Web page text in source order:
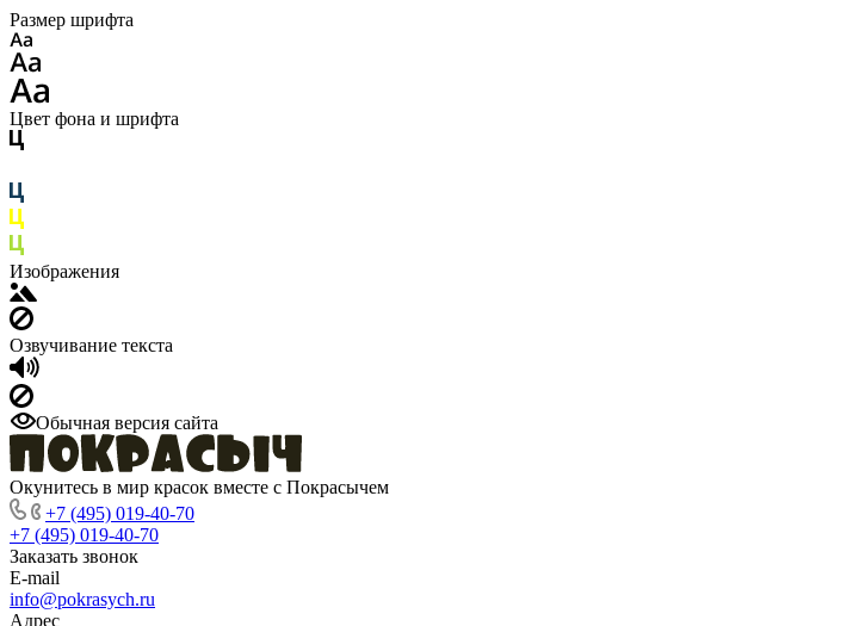
Размер шрифта
Цвет фона и шрифта
Изображения
Озвучивание текста
Обычная версия сайта
Окунитесь в мир красок вместе с Покрасычем
+7 (495) 019-40-70
+7 (495) 019-40-70
Заказать звонок
E-mail
info@pokrasych.ru
Адрес